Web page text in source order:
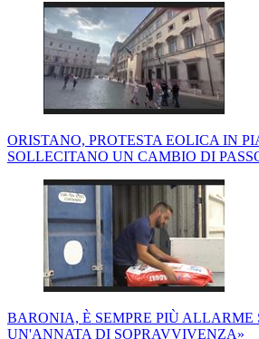
ORISTANO, PROTESTA EOLICA IN
SOLLECITANO UN CAMBIO DI
BARONIA, È SEMPRE PIÙ ALLARME
UN'ANNATA DI SOPRAVVIVENZA»